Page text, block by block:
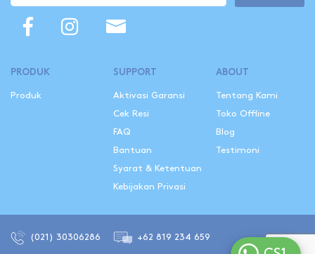
PRODUK
Produk
SUPPORT
Aktivasi Garansi
Cek Resi
FAQ
Bantuan
Syarat & Ketentuan
Kebijakan Privasi
ABOUT
Tentang Kami
Toko Offline
Blog
Testimoni
(021) 30306286 +62 819 234 659